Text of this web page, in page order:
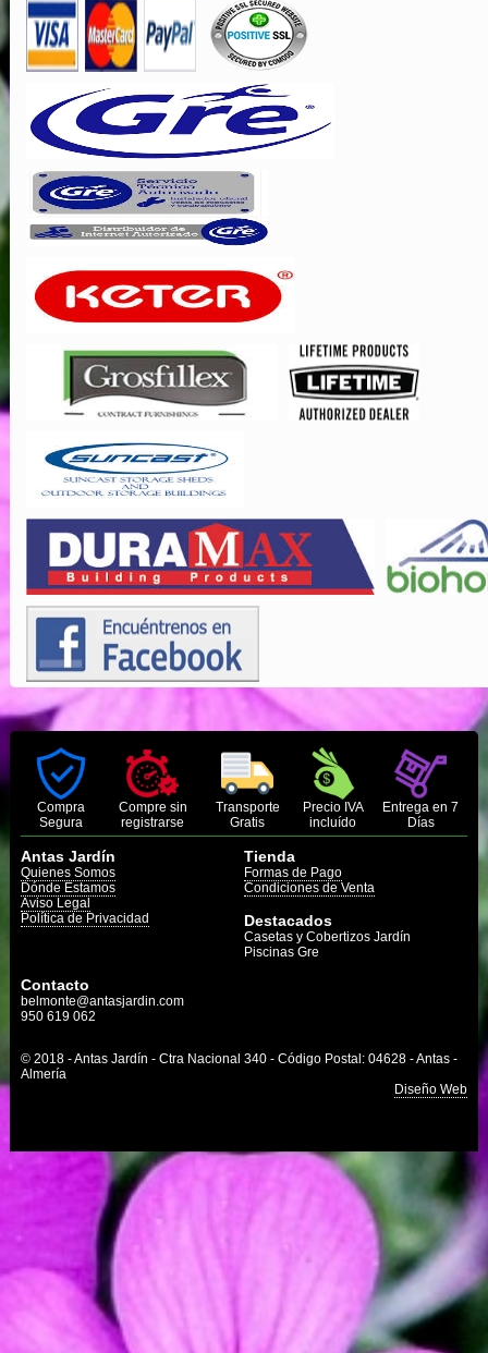
Compra
Segura
Compre sin
registrarse
Transporte
Gratis
Precio IVA
incluído
Entrega en 7
Días
Antas Jardín
Quienes Somos
Dónde Estamos
Aviso Legal
Política de Privacidad
Tienda
Formas de Pago
Condiciones de Venta
Destacados
Casetas y Cobertizos Jardín
Piscinas Gre
Contacto
belmonte@antasjardin.com
950 619 062
© 2018 - Antas Jardín - Ctra Nacional 340 - Código Postal: 04628 - Antas -
Almería
Diseño Web